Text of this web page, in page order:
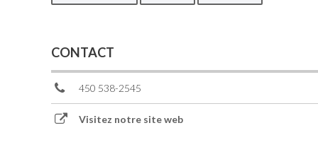
CONTACT
450 538-2545
Visitez notre site web